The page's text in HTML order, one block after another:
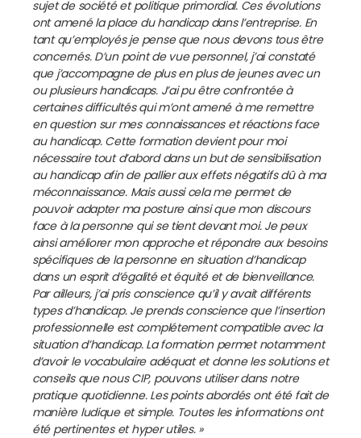
sujet de société et politique primordial. Ces évolutions
ont amené la place du handicap dans l’entreprise. En
tant qu’employés je pense que nous devons tous être
concernés. D’un point de vue personnel, j’ai constaté
que j’accompagne de plus en plus de jeunes avec un
ou plusieurs handicaps. J’ai pu être confrontée à
certaines difficultés qui m’ont amené à me remettre
en question sur mes connaissances et réactions face
au handicap. Cette formation devient pour moi
nécessaire tout d’abord dans un but de sensibilisation
au handicap afin de pallier aux effets négatifs dû à ma
méconnaissance. Mais aussi cela me permet de
pouvoir adapter ma posture ainsi que mon discours
face à la personne qui se tient devant moi. Je peux
ainsi améliorer mon approche et répondre aux besoins
spécifiques de la personne en situation d’handicap
dans un esprit d’égalité et équité et de bienveillance.
Par ailleurs, j’ai pris conscience qu’il y avait différents
types d’handicap. Je prends conscience que l’insertion
professionnelle est complétement compatible avec la
situation d’handicap. La formation permet notamment
d’avoir le vocabulaire adéquat et donne les solutions et
conseils que nous CIP, pouvons utiliser dans notre
pratique quotidienne. Les points abordés ont été fait de
manière ludique et simple. Toutes les informations ont
été pertinentes et hyper utiles. »